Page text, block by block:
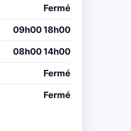
Fermé
09h00 18h00
08h00 14h00
Fermé
Fermé